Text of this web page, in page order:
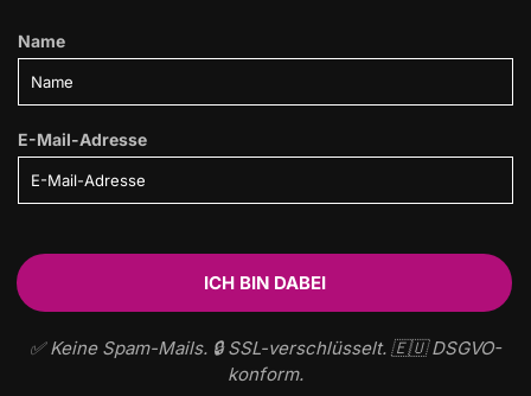
Name
E-Mail-Adresse
✅ Keine Spam-Mails. 🔒 SSL-verschlüsselt. 🇪🇺 DSGVO-
konform.